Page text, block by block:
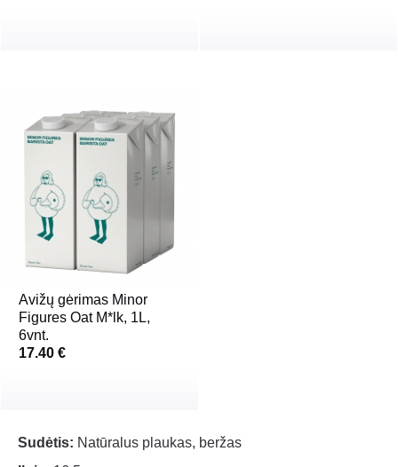
Avižų gėrimas Minor
Figures Oat M*lk, 1L,
6vnt.
17.40 €
Sudėtis: Natūralus plaukas, beržas